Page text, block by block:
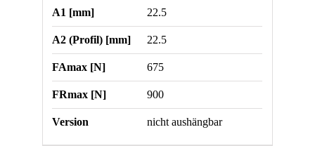
A1 [mm] 22.5
A2 (Profil) [mm] 22.5
FAmax [N] 675
FRmax [N] 900
Version nicht aushängbar